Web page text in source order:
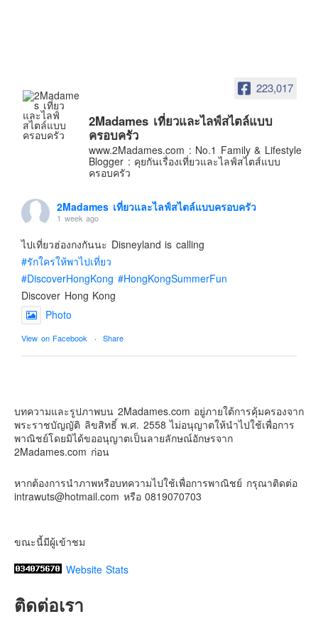
ฟิลิปปินส์
ออสเตรเลีย
นิวซีแลนด์
บทความครอบครัว
Beauty Review
รีวิวสายการบิน
Products & Applications
Events & PR News
About Us
Contact & Support Us
223,017
2Madames เที่ยวและไลฟ์สไตล์แบบ
ครอบครัว
www.2Madames.com : No.1 Family & Lifestyle
Blogger : คุยกันเรื่องเที่ยวและไลฟ์สไตส์แบบ
ครอบครัว
2Madames เที่ยวและไลฟ์สไตล์แบบครอบครัว
1 week ago
ไปเที่ยวฮ่องกงกันนะ Disneyland is calling
#รักใครให้พาไปเที่ยว
#DiscoverHongKong #HongKongSummerFun
Discover Hong Kong
Photo
View on Facebook · Share
เตรียมไว้หนวด ถอยปืนลูกซอง
#น้องเกรซ #ลูกสาวเราเป็นสาวแล้ว
Photo
บทความและรูปภาพบน 2Madames.com อยู่ภายใต้การคุ้มครองจาก
พระราชบัญญัติ ลิขสิทธิ์ พ.ศ. 2558 ไม่อนุญาตให้นำไปใช้เพื่อการ
พาณิชย์โดยมิได้ขออนุญาตเป็นลายลักษณ์อักษรจาก
2Madames.com ก่อน
หากต้องการนำภาพหรือบทความไปใช้เพื่อการพาณิชย์ กรุณาติดต่อ
intrawuts@hotmail.com หรือ 0819070703
ขณะนี้มีผู้เข้าชม
Website Stats
ติดต่อเรา